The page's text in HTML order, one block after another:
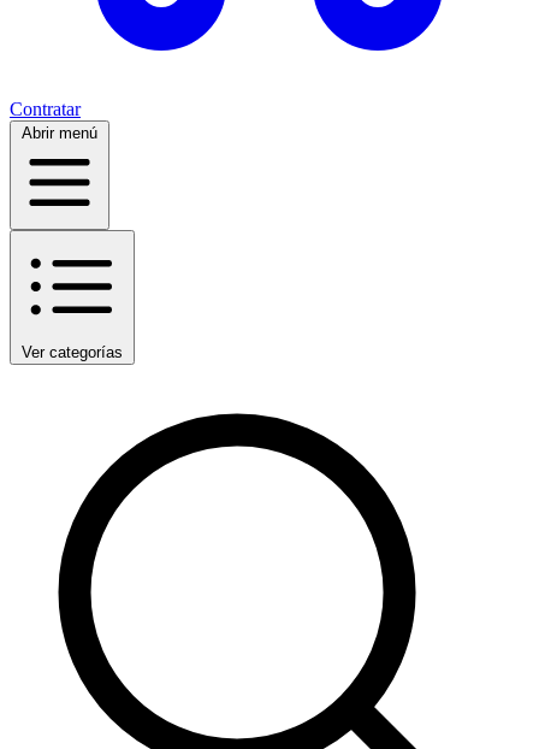
Contratar
Abrir menú
Ver categorías